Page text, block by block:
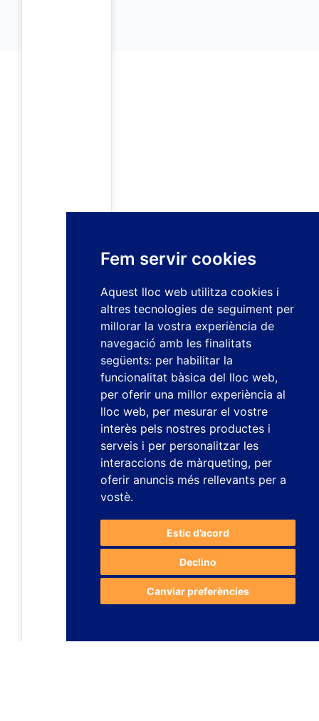
Fem servir cookies
Aquest lloc web utilitza cookies i
altres tecnologies de seguiment per
millorar la vostra experiència de
navegació amb les finalitats
següents: per habilitar la
funcionalitat bàsica del lloc web,
per oferir una millor experiència al
lloc web, per mesurar el vostre
interès pels nostres productes i
serveis i per personalitzar les
interaccions de màrqueting, per
oferir anuncis més rellevants per a
vostè.
Estic d’acord
Declino
Canviar preferències